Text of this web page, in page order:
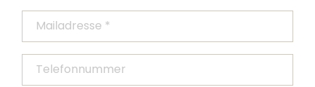
Mailadresse *
Telefonnummer